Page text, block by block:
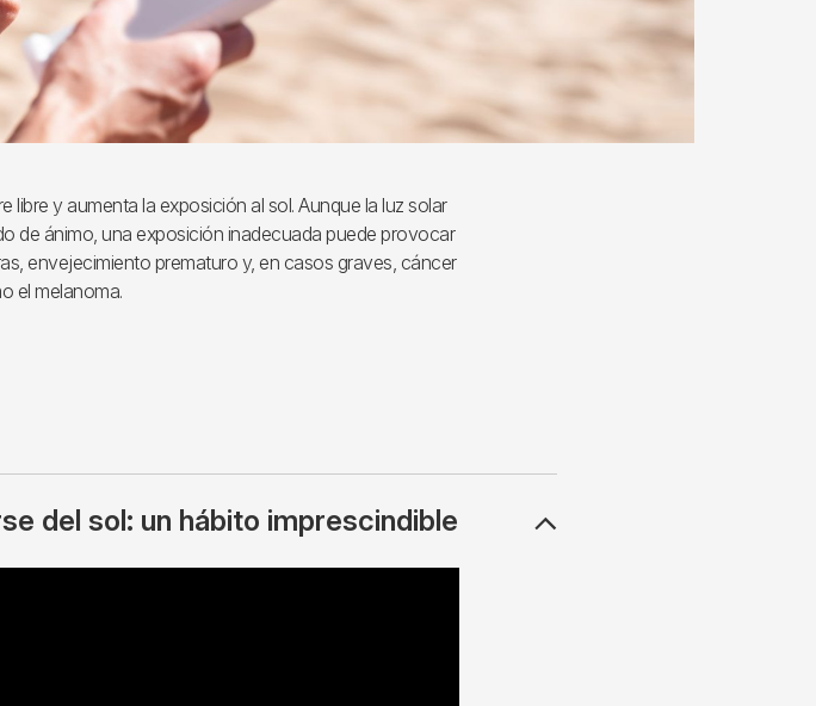
libre y aumenta la exposición al sol. Aunque la luz solar
de ánimo, una exposición inadecuada puede provocar
envejecimiento prematuro y, en casos graves, cáncer
el melanoma.
del sol: un hábito imprescindible